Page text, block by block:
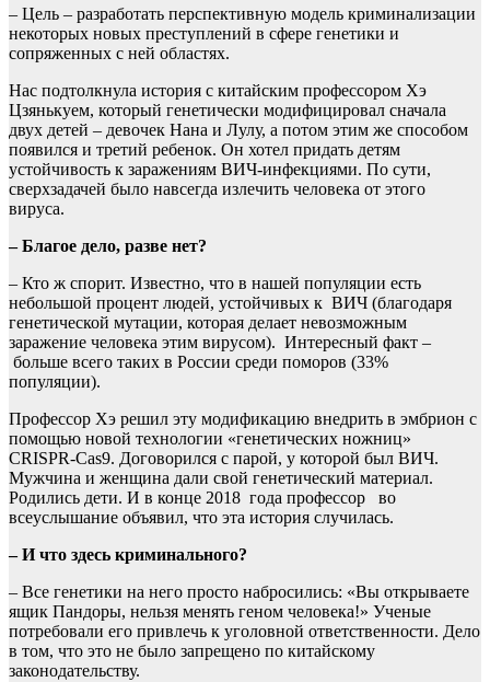
– Цель – разработать перспективную модель криминализации
некоторых новых преступлений в сфере генетики и
сопряженных с ней областях.
Нас подтолкнула история с китайским профессором Хэ
Цзянькуем, который генетически модифицировал сначала
двух детей – девочек Нана и Лулу, а потом этим же способом
появился и третий ребенок. Он хотел придать детям
устойчивость к заражениям ВИЧ-инфекциями. По сути,
сверхзадачей было навсегда излечить человека от этого
вируса.
– Благое дело, разве нет?
– Кто ж спорит. Известно, что в нашей популяции есть
небольшой процент людей, устойчивых к ВИЧ (благодаря
генетической мутации, которая делает невозможным
заражение человека этим вирусом). Интересный факт –
больше всего таких в России среди поморов (33%
популяции).
Профессор Хэ решил эту модификацию внедрить в эмбрион с
помощью новой технологии «генетических ножниц»
CRISPR-Cas9. Договорился с парой, у которой был ВИЧ.
Мужчина и женщина дали свой генетический материал.
Родились дети. И в конце 2018 года профессор во
всеуслышание объявил, что эта история случилась.
– И что здесь криминального?
– Все генетики на него просто набросились: «Вы открываете
ящик Пандоры, нельзя менять геном человека!» Ученые
потребовали его привлечь к уголовной ответственности. Дело
в том, что это не было запрещено по китайскому
законодательству.